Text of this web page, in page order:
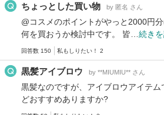
ちょっとした買い物 by 匿名 さん
@コスメのポイントがやっと2000円
何を買おうか検討中です。 皆… 続き
回答数 150 私もしりたい！ 2
黒髪アイブロウ by **MIUMIU** さん
黒髪なのですが、アイブロウアイテ
どおすすめありますか?